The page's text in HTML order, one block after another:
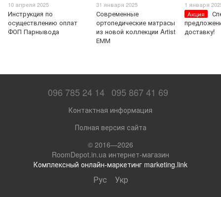
10 апреля 2025
Инструкция по
осуществлению оплат
ФОП Парнывода
31 января 2025
Современные
ортопедические матрасы
из новой коллекции Artist
ЕММ
1 января
Акция
доставку!
096 785 24 14 095 867 41 69
Контактная информация
Полная версия сайта
© 2016—2026
RoomDepot.in.ua интернет-магазин
Комплексный онлайн-маркетинг marketing.link
Рус Укр